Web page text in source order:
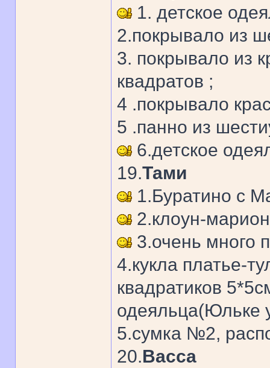
1. детское
2.покрывало из
3. покрывало из
квадратов ;
4 .покрывало
5 .панно из
6.детское
19.Тами
1.Буратино с
2.клоун-
3.очень много
4.кукла платье-
квадратиков
одеяльца(Юльке
5.сумка №2,
20.Васса